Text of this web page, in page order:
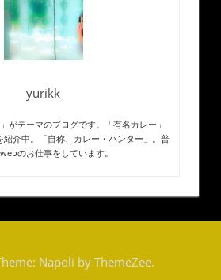
yurikk
がテーマのブログです。「有名カレー」
紹介中。「自称、カレー・ハンター」。普
のお仕事をしています。
Napoli by ThemeZee.